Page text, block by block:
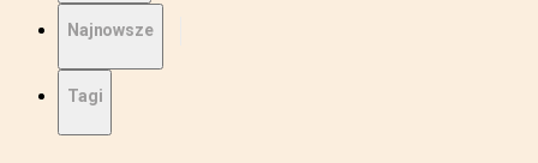
Najnowsze
Tagi